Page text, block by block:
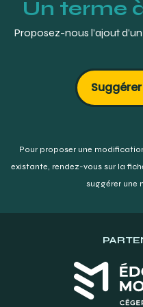
Un terme
Proposez-nous l’ajout
Pour proposer une
existante, rendez-vous sur la
suggérer une